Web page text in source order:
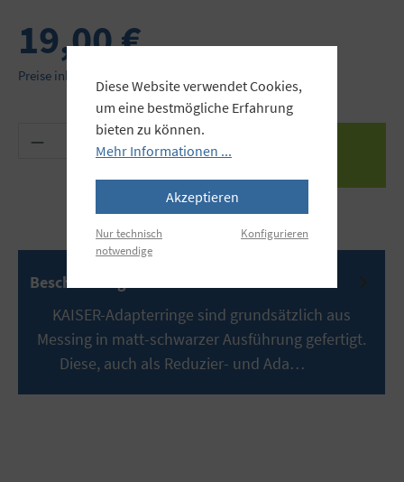
19,00 €
Preise inkl. MwSt. zzgl. Versandkosten
Produkt Anzahl: Gib den gewünschten Wert
Beschreibung
KAISER-Adapterringe sind grundsätzlich aus
Messing in matt-schwarzer Ausführung gefertigt.
Diese, auch als Reduzier- und Ada…
Diese Website verwendet Cookies,
um eine bestmögliche Erfahrung
bieten zu können.
Mehr Informationen ...
Akzeptieren
Nur technisch
notwendige
Konfigurieren